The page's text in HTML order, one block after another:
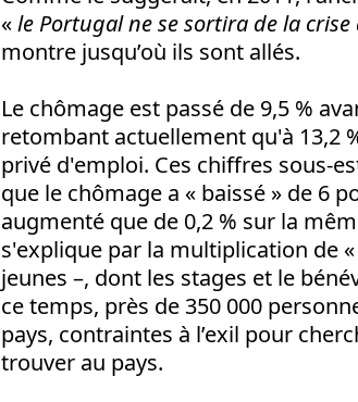
«le Portugal ne se sortira de la
montre jusqu’où ils sont allés.
Le chômage est passé de 9,5 %
retombant actuellement qu'à 13,2
privé d'emploi. Ces chiffres sous-
que le chômage a « baissé » de 6
augmenté que de 0,2 % sur la
s'explique par la multiplication de
jeunes –, dont les stages et le
ce temps, près de 350 000
pays, contraintes à l’exil pour
trouver au pays.